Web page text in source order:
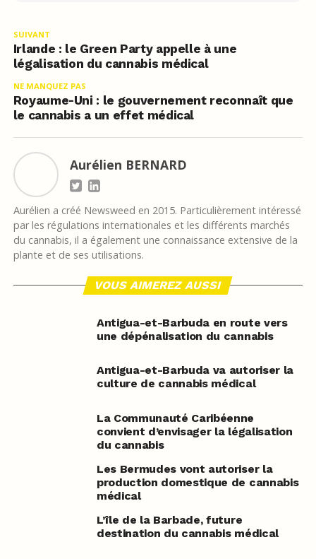
SUIVANT
Irlande : le Green Party appelle à une
légalisation du cannabis médical
NE MANQUEZ PAS
Royaume-Uni : le gouvernement reconnaît que
le cannabis a un effet médical
Aurélien BERNARD
Aurélien a créé Newsweed en 2015. Particulièrement intéressé
par les régulations internationales et les différents marchés
du cannabis, il a également une connaissance extensive de la
plante et de ses utilisations.
VOUS AIMEREZ AUSSI
Antigua-et-Barbuda en route vers
une dépénalisation du cannabis
Antigua-et-Barbuda va autoriser la
culture de cannabis médical
La Communauté Caribéenne
convient d’envisager la légalisation
du cannabis
Les Bermudes vont autoriser la
production domestique de cannabis
médical
L’île de la Barbade, future
destination du cannabis médical